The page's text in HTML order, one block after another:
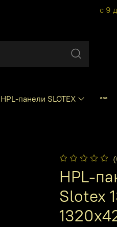
с 9
HPL-панели SLOTEX
HPL-
Slotex